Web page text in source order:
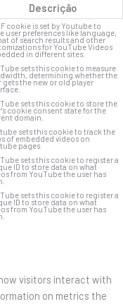
Descrição
cookie is set by Youtube to
user preferences like language,
of search results and other
for YouTube Videos
in different sites.
sets this cookie to measure
determining whether the
gets the new or old player
sets this cookie to store the
cookie consent state for the
domain.
sets this cookie to track the
of embedded videos on
pages.
sets this cookie to register a
ID to store data on what
from YouTube the user has
sets this cookie to register a
ID to store data on what
from YouTube the user has
visitors interact with
on metrics the